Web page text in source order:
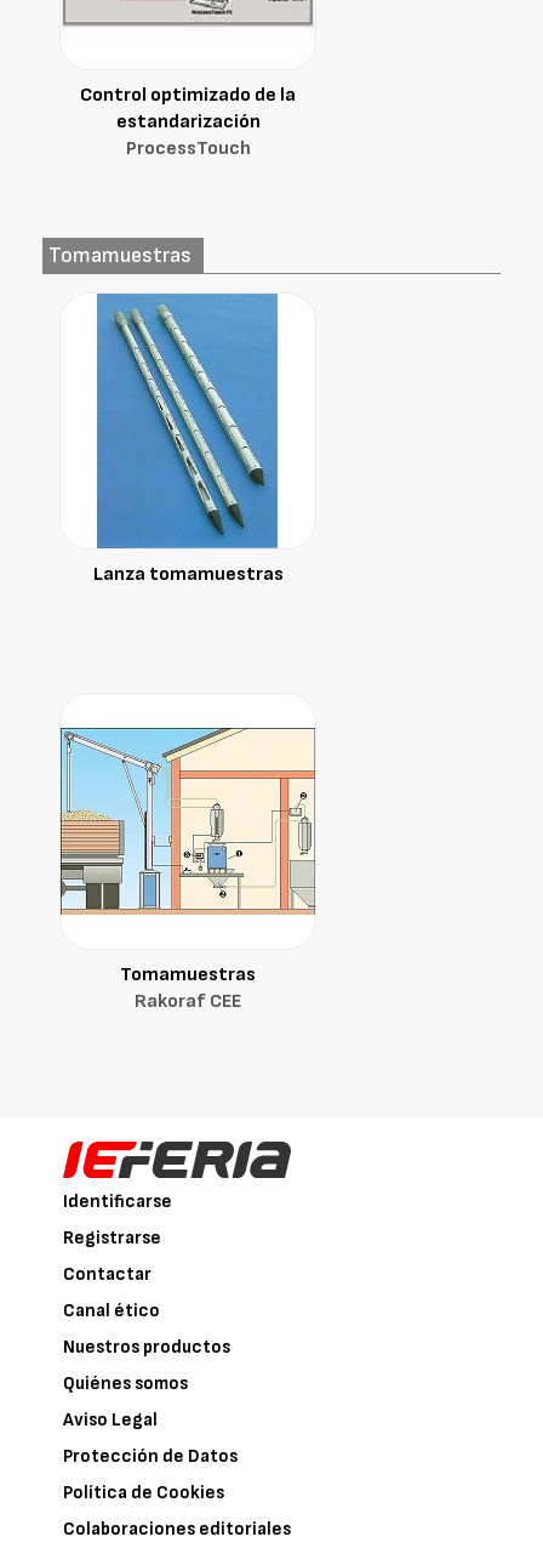
Control optimizado de la
estandarización
ProcessTouch
Tomamuestras
Lanza tomamuestras
Tomamuestras
Rakoraf CEE
Identificarse
Registrarse
Contactar
Canal ético
Nuestros productos
Quiénes somos
Aviso Legal
Protección de Datos
Política de Cookies
Colaboraciones editoriales